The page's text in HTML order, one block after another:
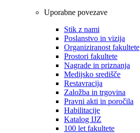
Uporabne povezave
Stik z nami
Poslanstvo in vizija
Organiziranost fakultete
Prostori fakultete
Nagrade in priznanja
Medijsko središče
Restavracija
Založba in trgovina
Pravni akti in poročila
Habilitacije
Katalog IJZ
100 let fakultete